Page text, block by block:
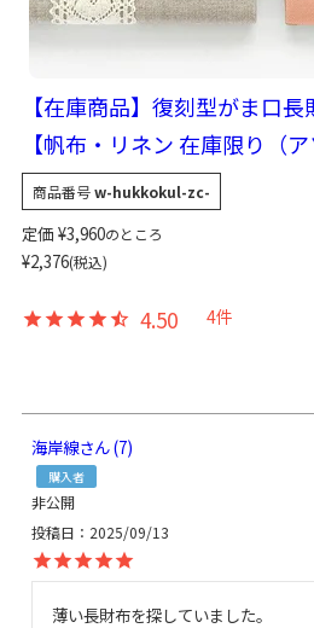
【在庫商品】復刻型がま口長
【帆布・リネン 在庫限り（
商品番号w-hukkokul-zc-
定価 ¥3,960のところ
¥2,376 税込
4.50 4
海岸線 7
購入者
非公開
投稿日
2025/09/13
薄い長財布を探していました。